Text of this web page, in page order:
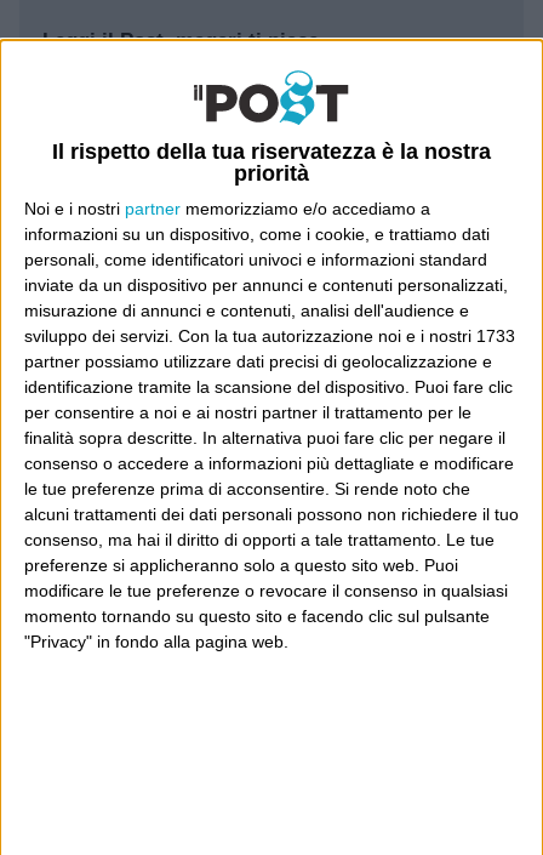
Il rispetto della tua riservatezza è la nostra
priorità
Noi e i nostri partner memorizziamo e/o accediamo a
informazioni su un dispositivo, come i cookie, e trattiamo dati
personali, come identificatori univoci e informazioni standard
inviate da un dispositivo per annunci e contenuti personalizzati,
misurazione di annunci e contenuti, analisi dell'audience e
sviluppo dei servizi. Con la tua autorizzazione noi e i nostri 1733
partner possiamo utilizzare dati precisi di geolocalizzazione e
identificazione tramite la scansione del dispositivo. Puoi fare clic
per consentire a noi e ai nostri partner il trattamento per le
finalità sopra descritte. In alternativa puoi fare clic per negare il
consenso o accedere a informazioni più dettagliate e modificare
le tue preferenze prima di acconsentire. Si rende noto che
alcuni trattamenti dei dati personali possono non richiedere il tuo
consenso, ma hai il diritto di opporti a tale trattamento. Le tue
preferenze si applicheranno solo a questo sito web. Puoi
modificare le tue preferenze o revocare il consenso in qualsiasi
momento tornando su questo sito e facendo clic sul pulsante
"Privacy" in fondo alla pagina web.
Leggi il Post, magari ti piace
Luca Sofri Wittgenstein
POST PRECEDENTE
Teste d’uovo
POST SUCCESSIVO
Bei discorsi…
E per i regali di Natale